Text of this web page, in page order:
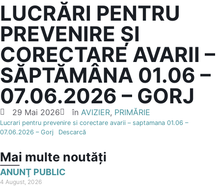
LUCRĂRI PENTRU
PREVENIRE ȘI
CORECTARE AVARII –
SĂPTĂMÂNA 01.06 –
07.06.2026 – GORJ
29 Mai 2026 în AVIZIER, PRIMĂRIE
Lucrari pentru prevenire si corectare avarii – saptamana 01.06 –
07.06.2026 – Gorj
Descarcă
Mai multe noutăți
ANUNŢ PUBLIC
4 August, 2026